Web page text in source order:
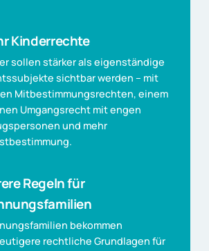
Kinderrechte
sollen stärker als eigenständige
sichtbar werden – mit
Mitbestimmungsrechten, einem
Umgangsrecht mit engen
und mehr
Regeln für
bekommen
rechtliche Grundlagen für